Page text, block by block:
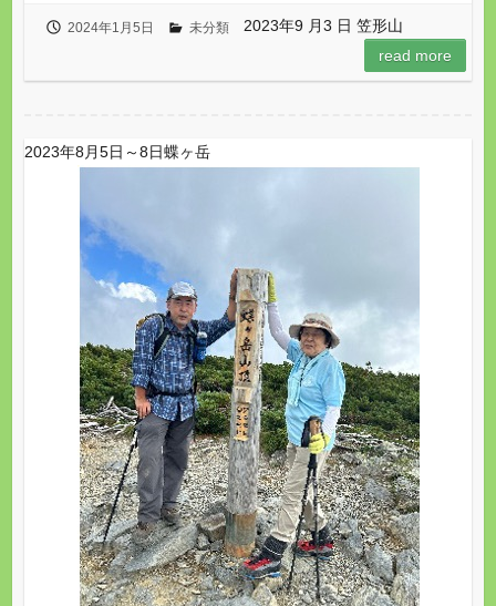
2024年1月5日 未分類
2023年9 月3 日 笠形山
read more
2023年8月5日～8日蝶ヶ岳